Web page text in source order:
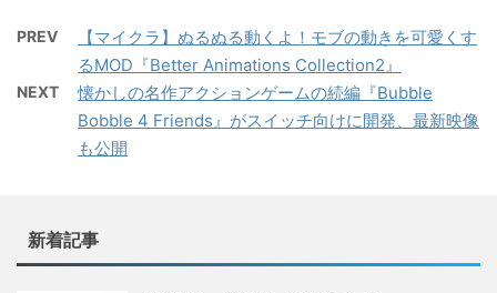
PREV
【マイクラ】ぬるぬる動くよ！モブの動きを可愛くす
るMOD『Better Animations Collection2』
NEXT
懐かしの名作アクションゲームの続編『Bubble
Bobble 4 Friends』がスイッチ向けに開発、最新映像
も公開
新着記事